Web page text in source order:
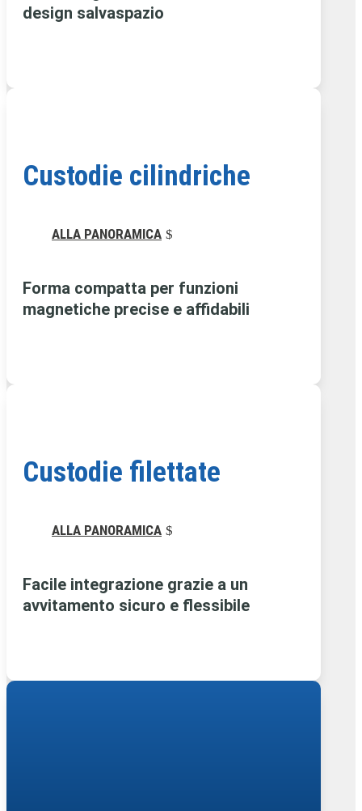
design salvaspazio
Custodie cilindriche
ALLA PANORAMICA
Forma compatta per funzioni
magnetiche precise e affidabili
Custodie filettate
ALLA PANORAMICA
Facile integrazione grazie a un
avvitamento sicuro e flessibile